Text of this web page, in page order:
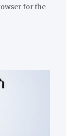
for the